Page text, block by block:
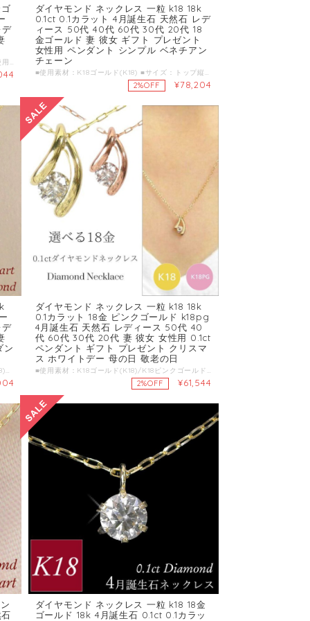
デ
ハートダイヤモンドペンダント・ネックレス ■使用素材：K18ゴールド(K18) ■サイズ：トップ縦10mmX横約6.8mm厚さ約2.7mm ■使用石：天然ダイヤモンド2石0.10ct,0.01ct 刻印有 ■チェーン約40cm(3cmアジャスターで長さが調整できます) ■品質保証書・ケース付 ■ご注文日から13営業日後の発送となります。
ダイヤモンド ネックレス 一粒 k18 18k
0.1ct 0.1カラット 4月誕生石 天然石 レデ
ィース 50代 40代 60代 30代 20代 18
金ゴールド 妻 彼女 ギフト プレゼント
女性用 ペンダント シンプル ベネチアン
チェーン
■使用素材：K18ゴールド(K18) ■サイズ：トップ縦約9.7mmX横約4.9mm厚さ約3mm ■使用石：天然ダイヤモンド1石0.1ct 刻印有 ■チェーン約40cm(3cmアジャスターで長さが調整できます) ■品質保証書・ケース付 ■ご注文日から13営業日後の発送となります。
2%OFF ¥78,204
デ
ン
ギフト プレゼント ■使用素材：K18ゴールド(K18)刻印有り ■サイズ：トップ縦約10mmX横約7mm厚さ約3.1mm ■使用石：天然ダイヤモンド1石0.1ct 刻印有 ■チェーン約40cm(3cmアジャスターで長さが調整できます) チェーン取り外し可 ■品質保証書・ケース付 ■モニターの発色具合によって実際のものと色が異なる場合があります。 ■ご注文日から13営業日後の発送となります。
ダイヤモンド ネックレス 一粒 k18 18k
0.1カラット 18金 ピンクゴールド k18pg
4月誕生石 天然石 レディース 50代 40
代 60代 30代 20代 妻 彼女 女性用 0.1ct
ペンダント ギフト プレゼント クリスマ
ス ホワイトデー 母の日 敬老の日
■使用素材：K18ゴールド(K18)/K18ピンクゴールド(K18)刻印有り ■サイズ：トップ縦約8.7mmX横約5mm厚さ約2.5mm ■使用石：天然ダイヤモンド0.10ct 刻印有 ■チェーン約40cm(3cmアジャスターで長さが調整できます) ■品質保証書・ケース付 ■ペンダントトップ取り外し可能 ■モニターの発色具合によって実際のものと色が異なる場合があります。 ■ギフト配送希望の場合、納品書・領収書は付属しておりません。 ■商品カテゴリ 母の日 ホワイトデー バレンタイン ギフト プレゼント 妻 彼女 サプライズ ジュエリー アクセサリー 通販 贈り物 クリスマスプレゼント 結婚記念日 結婚式 レディース 女性用 人気 セール おしゃれ 20代 30代 40代 50代 60代 ■ご注文日から13営業日後の発送となります。
2%OFF ¥61,544
ダイヤモンド ネックレス 一粒 k18 18金
ゴールド 18k 4月誕生石 0.1ct 0.1カラッ